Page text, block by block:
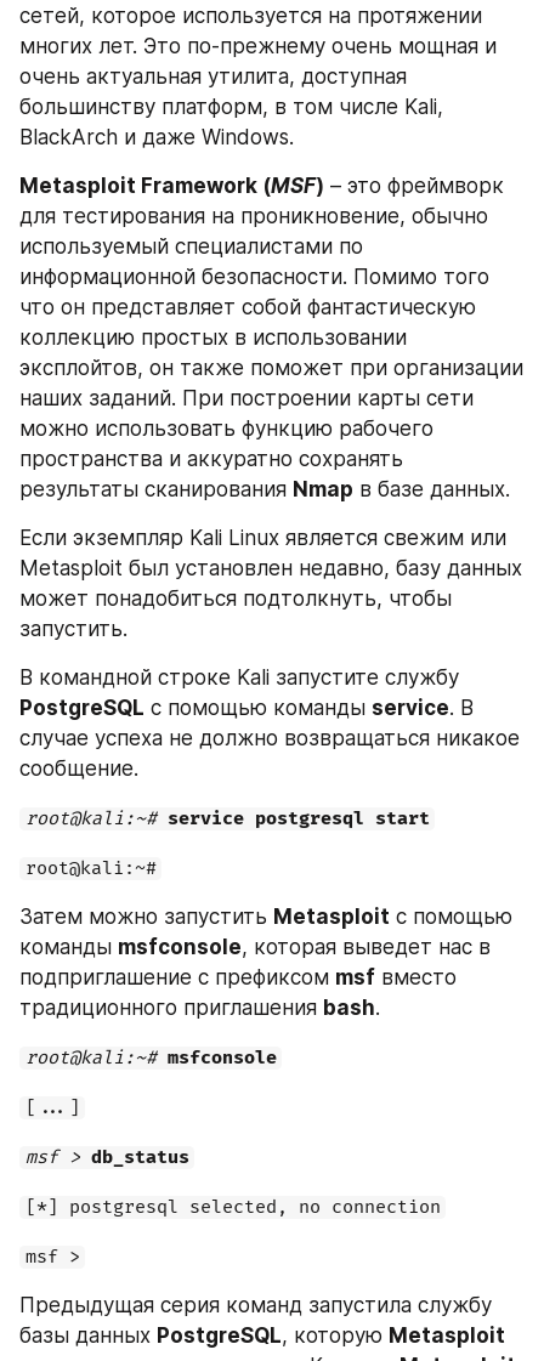
сетей, которое используется на протяжении
многих лет. Это по-прежнему очень мощная и
очень актуальная утилита, доступная
большинству платформ, в том числе Kali,
BlackArch и даже Windows.
Metasploit Framework (MSF) – это фреймворк
для тестирования на проникновение, обычно
используемый специалистами по
информационной безопасности. Помимо того
что он представляет собой фантастическую
коллекцию простых в использовании
эксплойтов, он также поможет при организации
наших заданий. При построении карты сети
можно использовать функцию рабочего
пространства и аккуратно сохранять
результаты сканирования Nmap в базе данных.
Если экземпляр Kali Linux является свежим или
Metasploit был установлен недавно, базу данных
может понадобиться подтолкнуть, чтобы
запустить.
PostgreSQL с помощью команды service. В
случае успеха не должно возвращаться никакое
сообщение.
root@kali:~# service postgresql start
root@kali:~#
Затем можно запустить Metasploit с помощью
команды msfconsole, которая выведет нас в
подприглашение с префиксом msf вместо
традиционного пригла­шения bash.
root@kali:~# msfconsole
[...]
msf > db_status
[*] postgresql selected, no connection
msf >
Предыдущая серия команд запустила службу
базы данных PostgreSQL, которую Metasploit